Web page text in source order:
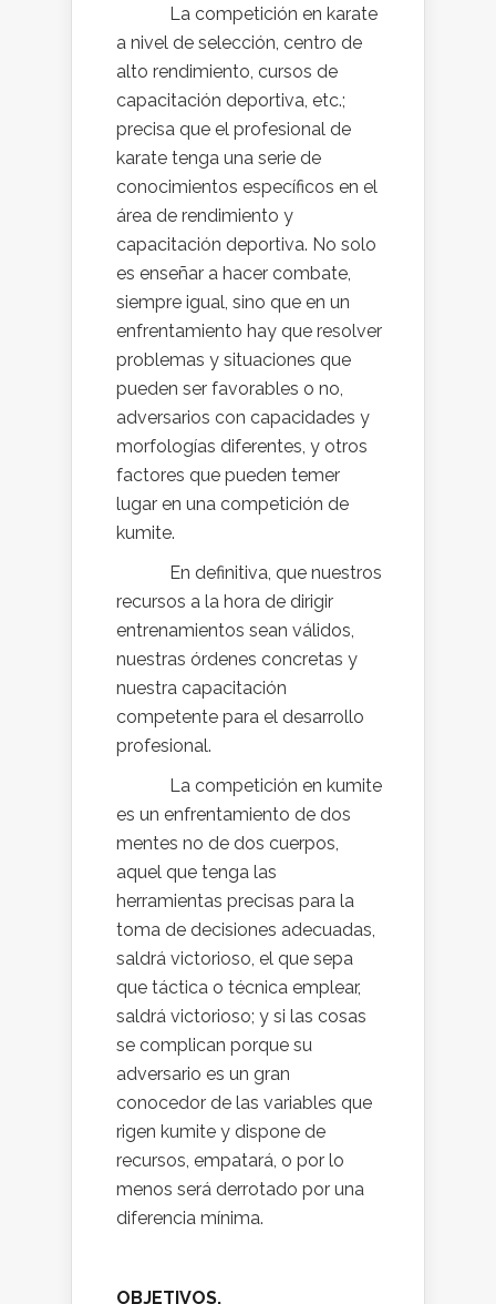
La competición en karate
a nivel de selección, centro de
alto rendimiento, cursos de
capacitación deportiva, etc.;
precisa que el profesional de
karate tenga una serie de
conocimientos específicos en el
área de rendimiento y
capacitación deportiva. No solo
es enseñar a hacer combate,
siempre igual, sino que en un
enfrentamiento hay que resolver
problemas y situaciones que
pueden ser favorables o no,
adversarios con capacidades y
morfologías diferentes, y otros
factores que pueden temer
lugar en una competición de
kumite.
En definitiva, que nuestros
recursos a la hora de dirigir
entrenamientos sean válidos,
nuestras órdenes concretas y
nuestra capacitación
competente para el desarrollo
profesional.
La competición en kumite
es un enfrentamiento de dos
mentes no de dos cuerpos,
aquel que tenga las
herramientas precisas para la
toma de decisiones adecuadas,
saldrá victorioso, el que sepa
que táctica o técnica emplear,
saldrá victorioso; y si las cosas
se complican porque su
adversario es un gran
conocedor de las variables que
rigen kumite y dispone de
recursos, empatará, o por lo
menos será derrotado por una
diferencia mínima.
OBJETIVOS.